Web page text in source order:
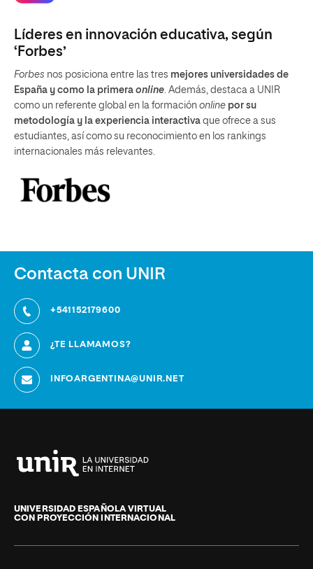
Líderes en innovación educativa, según
‘Forbes’
Forbes nos posiciona entre las tres mejores universidades de
España y como la primera online. Además, destaca a UNIR
como un referente global en la formación online por su
metodología y la experiencia interactiva que ofrece a sus
estudiantes, así como su reconocimiento en los rankings
internacionales más relevantes.
Contacta con UNIR
+541152179600
¿TE LLAMAMOS?
INFOARGENTINA@UNIR.NET
de
La
UNIVERSIDAD ESPAÑOLA VIRTUAL
CON PROYECCIÓN INTERNACIONAL